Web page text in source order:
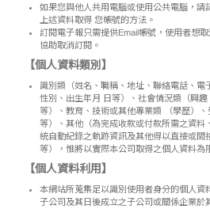
如果您與他人共用電腦或使用公共電腦，請
上述資料取得 您帳號的方法。
訂閱電子報只需提供Email帳號，使用者想
協助取消訂閱。
【個人資料類別】
識別類（姓名、職稱、地址、聯絡電話、電
性別、出生年月 日等）、社會情況類（興
等）、教育、技術或其他專業類 （學歷）
等）、其他（為完成收款或付款所需之資料
統自動紀錄之軌跡資訊及其他得以直接或間
等），惟將以實際本公司取得之個人資料為
【個人資料利用】
本網站所蒐集足以識別使用者身分的個人資
子公司及其日後成立之子公司或關係企業於